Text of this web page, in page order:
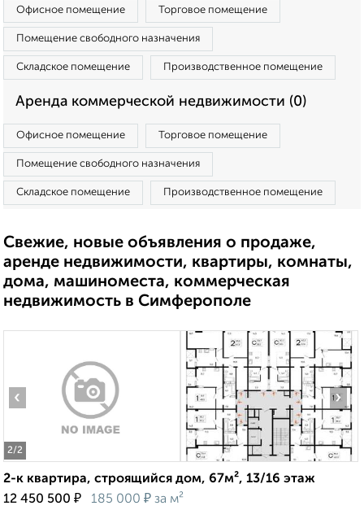
Офисное помещение Торговое помещение
Помещение свободного назначения
Складское помещение Производственное помещение
Аренда коммерческой недвижимости (0)
Офисное помещение Торговое помещение
Помещение свободного назначения
Складское помещение Производственное помещение
Свежие, новые объявления о продаже,
аренде недвижимости, квартиры, комнаты,
дома, машиноместа, коммерческая
недвижимость в Симферополе
2/2
‹ ›
2-к квартира, строящийся дом, 67м², 13/16 этаж
12 450 500 ₽ 185 000 ₽ за м²